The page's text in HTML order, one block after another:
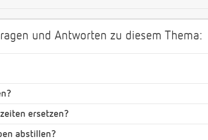
und Antworten zu diesem Thema:
ersetzen?
abstillen?